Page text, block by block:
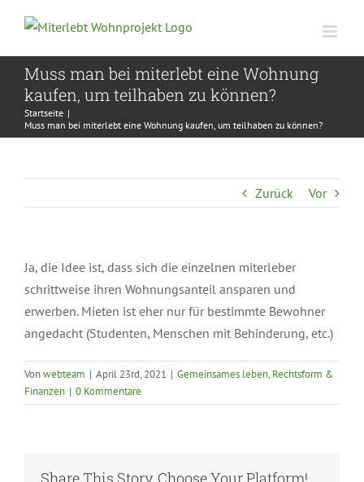
Inhalt
springen
Muss man bei miterlebt eine Wohnung
kaufen, um teilhaben zu können?
Startseite |
Muss man bei miterlebt eine Wohnung kaufen, um teilhaben zu können?
Zurück Vor
Ja, die Idee ist, dass sich die einzelnen miterleber
schrittweise ihren Wohnungsanteil ansparen und
erwerben. Mieten ist eher nur für bestimmte Bewohner
angedacht (Studenten, Menschen mit Behinderung, etc.)
Vonwebteam | April 23rd, 2021 | Gemeinsames leben, Rechtsform &
Finanzen | 0 Kommentare
Share This Story, Choose Your Platform!